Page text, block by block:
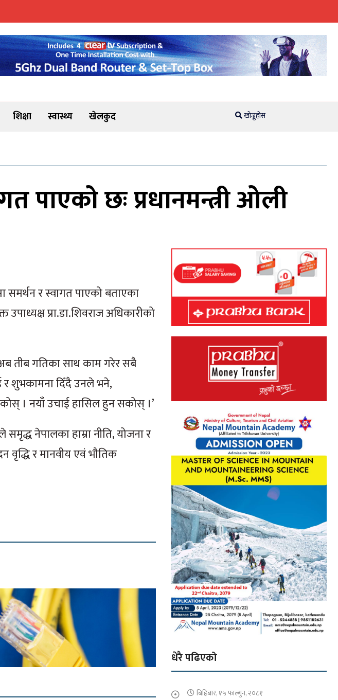
शिक्षा स्वास्थ्य खेलकुद खोज्नुहोस
पाएको छः प्रधानमन्त्री ओली
समर्थन र स्वागत पाएको बताएका
उपाध्यक्ष प्रा.डा.शिवराज अधिकारीको
अब तीब गतिका साथ काम गरेर सबै
र शुभकामना दिँदै उनले भने,
। नयाँ उचाई हासिल हुन सकोस् ।’
नेपालका हाम्रा नीति, योजना र
वृद्धि र मानवीय एवं भौतिक
धेरै पढिएको
बिहिबार, १५ फाल्गुन, २०८१